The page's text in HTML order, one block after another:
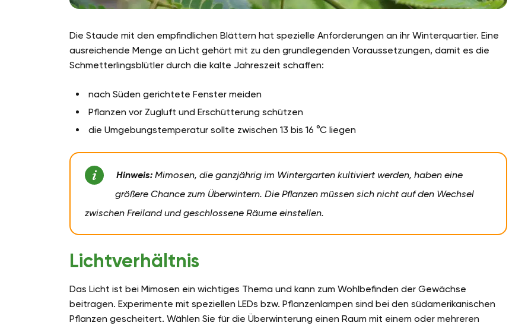
Die Staude mit den empfindlichen Blättern hat spezielle Anforderungen an ihr Winterquartier. Eine
ausreichende Menge an Licht gehört mit zu den grundlegenden Voraussetzungen, damit es die
Schmetterlingsblütler durch die kalte Jahreszeit schaffen:
nach Süden gerichtete Fenster meiden
Pflanzen vor Zugluft und Erschütterung schützen
die Umgebungstemperatur sollte zwischen 13 bis 16 °C liegen
Hinweis: Mimosen, die ganzjährig im Wintergarten kultiviert werden, haben eine
größere Chance zum Überwintern. Die Pflanzen müssen sich nicht auf den Wechsel
zwischen Freiland und geschlossene Räume einstellen.
Lichtverhältnis
Das Licht ist bei Mimosen ein wichtiges Thema und kann zum Wohlbefinden der Gewächse
beitragen. Experimente mit speziellen LEDs bzw. Pflanzenlampen sind bei den südamerikanischen
Pflanzen gescheitert. Wählen Sie für die Überwinterung einen Raum mit einem oder mehreren